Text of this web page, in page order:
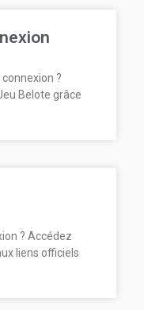
?
Belote grâce
? Accédez
liens officiels